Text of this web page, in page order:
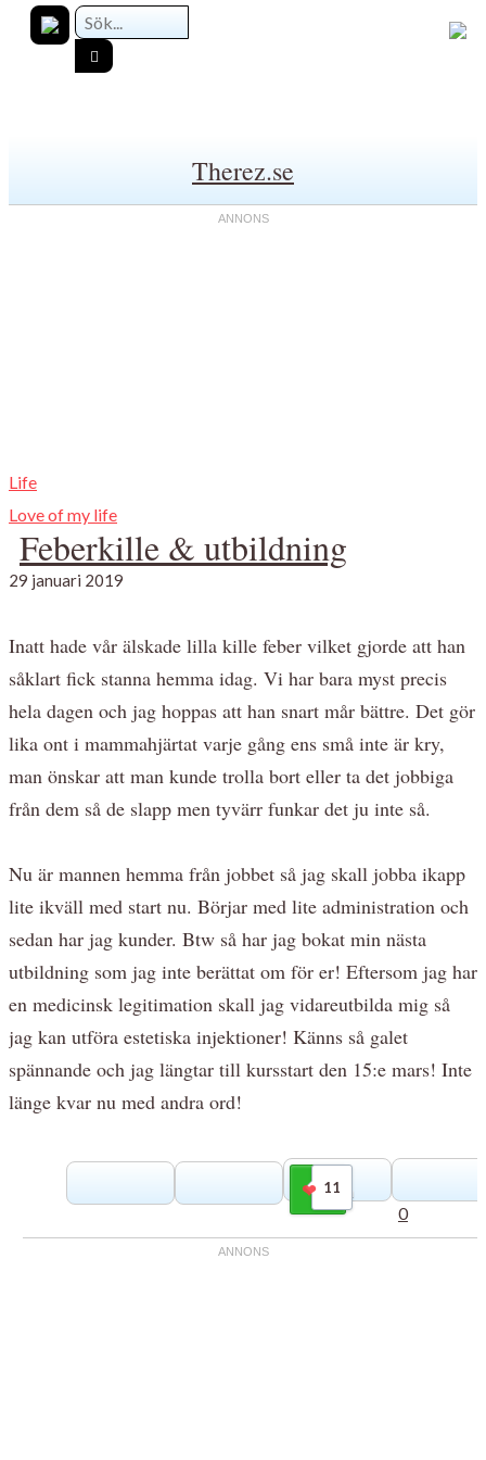
Therez.se
Life
Love of my life
Feberkille & utbildning
29 januari 2019
Inatt hade vår älskade lilla kille feber vilket gjorde att han
såklart fick stanna hemma idag. Vi har bara myst precis
hela dagen och jag hoppas att han snart mår bättre. Det gör
lika ont i mammahjärtat varje gång ens små inte är kry,
man önskar att man kunde trolla bort eller ta det jobbiga
från dem så de slapp men tyvärr funkar det ju inte så.
Nu är mannen hemma från jobbet så jag skall jobba ikapp
lite ikväll med start nu. Börjar med lite administration och
sedan har jag kunder. Btw så har jag bokat min nästa
utbildning som jag inte berättat om för er! Eftersom jag har
en medicinsk legitimation skall jag vidareutbilda mig så
jag kan utföra estetiska injektioner! Känns så galet
spännande och jag längtar till kursstart den 15:e mars! Inte
länge kvar nu med andra ord!
11
Gilla
0